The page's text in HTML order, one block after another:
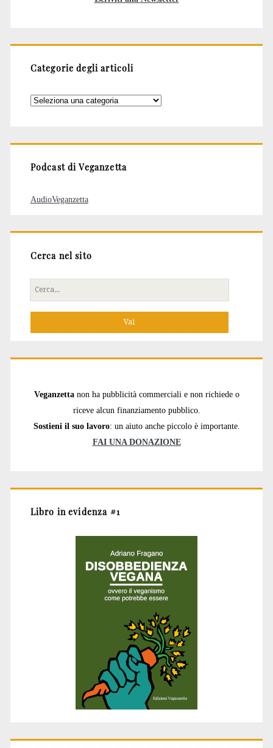
Categorie degli articoli
Categorie
Podcast di Veganzetta
AudioVeganzetta
Cerca nel sito
Cerca
per:
Veganzetta non ha pubblicità commerciali e non richiede o
riceve alcun finanziamento pubblico.
Sostieni il suo lavoro: un aiuto anche piccolo è importante.
FAI UNA DONAZIONE
Libro in evidenza #1